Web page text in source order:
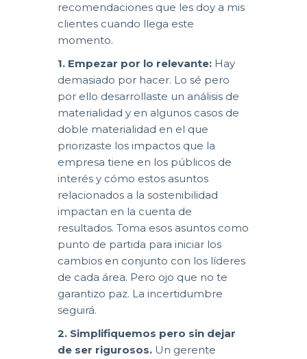
recomendaciones que les doy a mis
clientes cuando llega este
momento.
1. Empezar por lo relevante: Hay
demasiado por hacer. Lo sé pero
por ello desarrollaste un análisis de
materialidad y en algunos casos de
doble materialidad en el que
priorizaste los impactos que la
empresa tiene en los públicos de
interés y cómo estos asuntos
relacionados a la sostenibilidad
impactan en la cuenta de
resultados. Toma esos asuntos como
punto de partida para iniciar los
cambios en conjunto con los líderes
de cada área. Pero ojo que no te
garantizo paz. La incertidumbre
seguirá.
2. Simplifiquemos pero sin dejar
de ser rigurosos. Un gerente